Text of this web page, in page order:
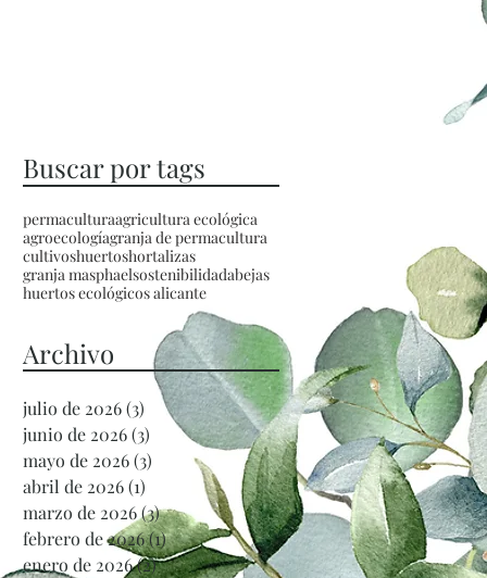
Buscar por tags
permaculturaagricultura ecológica
agroecologíagranja de permacultura
cultivoshuertoshortalizas
granja masphaelsostenibilidadabejas
huertos ecológicos alicante
Archivo
julio de 2026(3) 3 entradas
junio de 2026(3) 3 entradas
mayo de 2026(3) 3 entradas
abril de 2026(1) 1 entrada
marzo de 2026(3)3 entradas
febrero de 2026(1)1 entrada
enero de 2026(2)2 entradas